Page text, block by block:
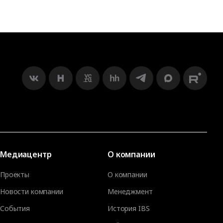
Медиацентр
Проекты
Новости компании
События
О компании
О компании
Менеджмент
История IBS